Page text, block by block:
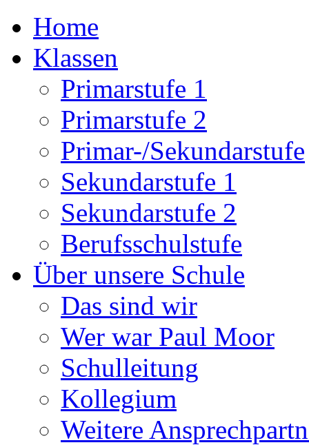
Home
Klassen
Primarstufe 1
Primarstufe 2
Primar-/Sekundarstufe
Sekundarstufe 1
Sekundarstufe 2
Berufsschulstufe
Über unsere Schule
Das sind wir
Wer war Paul Moor
Schulleitung
Kollegium
Weitere